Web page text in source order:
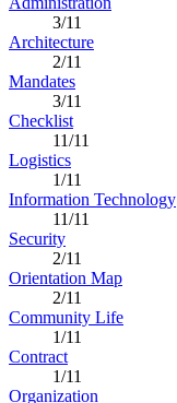
3/11
Architecture
2/11
Mandates
3/11
Checklist
11/11
Logistics
1/11
Information Technology
11/11
Security
2/11
Orientation Map
2/11
Community Life
1/11
Contract
1/11
Organization